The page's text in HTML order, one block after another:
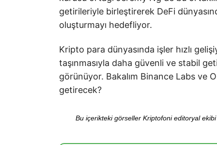
getirileriyle birleştirerek DeFi
oluşturmayı hedefliyor.
Kripto para dünyasında işler hızlı
taşınmasıyla daha güvenli ve stabil
görünüyor. Bakalım Binance Labs ve
getirecek?
Bu içerikteki görseller Kriptofoni editoryal